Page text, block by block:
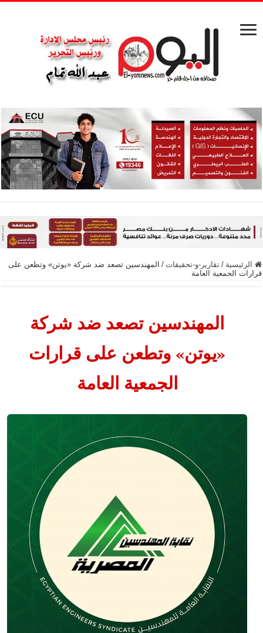
الرئيسية / تقارير-و-تحقيقات / المهندسين تصعد ضد شركة «يوتن» وتطعن على
قرارات الجمعية العامة
المهندسين تصعد ضد شركة
«يوتن» وتطعن على قرارات
الجمعية العامة